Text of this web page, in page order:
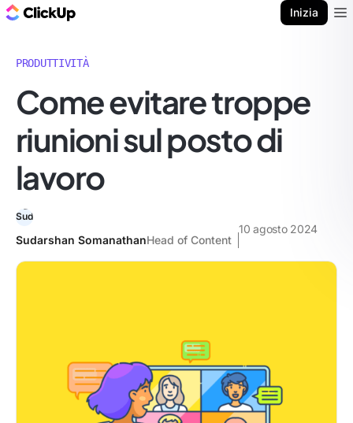
Inizia
PRODUTTIVITÀ
Come evitare troppe
riunioni sul posto di
lavoro
Sudarshan SomanathanHead of Content
10 agosto 2024